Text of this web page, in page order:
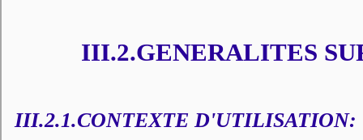
III.2.GENERALITES
III.2.1.CONTEXTE D'UTILISATION: